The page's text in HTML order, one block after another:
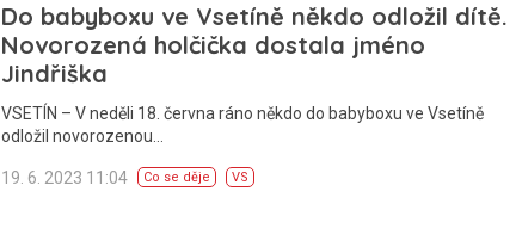
Do babyboxu ve Vsetíně někdo odložil dítě.
Novorozená holčička dostala jméno
Jindřiška
VSETÍN – V neděli 18. června ráno někdo do babyboxu ve Vsetíně
odložil novorozenou…
19. 6. 2023 11:04 Co se děje VS